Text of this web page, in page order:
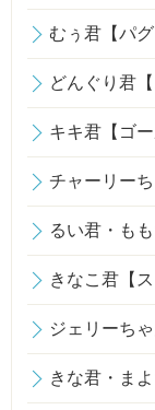
むぅ君【パグ
どんぐり君
キキ君【ゴ
チャーリー
るい君・も
きなこ君【
ジェリーち
きな君・ま